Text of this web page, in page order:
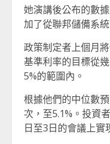
她演講後公布的數
加了從聯邦儲備系
政策制定者上個月
基準利率的目標從
5%的範圍內。
根據他們的中位數
次，至5.1%。投資
日至3日的會議上實